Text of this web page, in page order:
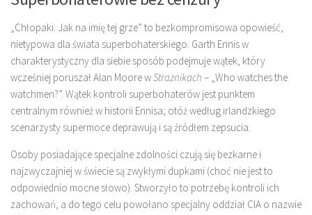
„Chłopaki. Jak na imię tej grze” to bezkompromisowa opowieść,
nietypowa dla świata superbohaterskiego. Garth Ennis w
charakterystyczny dla siebie sposób podejmuje wątek, który
wcześniej poruszał Alan Moore wStrażnikach – „Who watches the
watchmen?”. Wątek kontroli superbohaterów jest punktem
centralnym również w historii Ennisa; otóż według irlandzkiego
scenarzysty supermoce deprawują i są źródłem zepsucia.
Osoby posiadające specjalne zdolności czują się bezkarne i
najzwyczajniej w świecie są zwykłymi dupkami (choć nie jest to
odpowiednio mocne słowo). Stworzyło to potrzebę kontroli ich
zachowań, a do tego celu powołano specjalny oddział CIA o nazwie